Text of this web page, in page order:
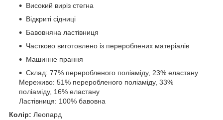
Високий виріз стегна
Відкриті сідниці
Бавовняна ластівниця
Частково виготовлено із перероблених матеріалів
Машинне прання
Склад: 77% переробленого поліаміду, 23% еластану
Мереживо: 51% переробленого поліаміду, 33%
поліаміду, 16% еластану
Ластівниця: 100% бавовна
Колір: Леопард